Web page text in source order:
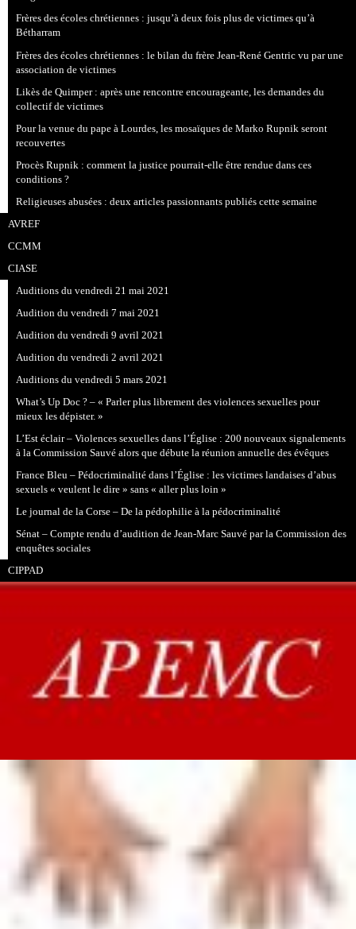
Frères des écoles chrétiennes : jusqu’à deux fois plus de victimes qu’à
Bétharram
Frères des écoles chrétiennes : le bilan du frère Jean-René Gentric vu par une
association de victimes
Likès de Quimper : après une rencontre encourageante, les demandes du
collectif de victimes
Pour la venue du pape à Lourdes, les mosaïques de Marko Rupnik seront
recouvertes
Procès Rupnik : comment la justice pourrait-elle être rendue dans ces
conditions ?
Religieuses abusées : deux articles passionnants publiés cette semaine
AVREF
CCMM
CIASE
Auditions du vendredi 21 mai 2021
Audition du vendredi 7 mai 2021
Audition du vendredi 9 avril 2021
Audition du vendredi 2 avril 2021
Auditions du vendredi 5 mars 2021
What’s Up Doc ? – « Parler plus librement des violences sexuelles pour
mieux les dépister. »
L’Est éclair – Violences sexuelles dans l’Église : 200 nouveaux signalements
à la Commission Sauvé alors que débute la réunion annuelle des évêques
France Bleu – Pédocriminalité dans l’Église : les victimes landaises d’abus
sexuels « veulent le dire » sans « aller plus loin »
Le journal de la Corse – De la pédophilie à la pédocriminalité
Sénat – Compte rendu d’audition de Jean-Marc Sauvé par la Commission des
enquêtes sociales
CIPPAD